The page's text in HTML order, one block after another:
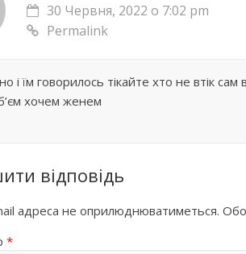
30 Червня, 2022 о 7:02 pm
Permalink
і їм говорилось тікайте хто не втік
хочем женем
відповідь
адреса не оприлюднюватиметься.
*